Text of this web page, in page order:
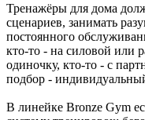
Тренажёры для дома
сценариев, занимать
постоянного
кто-то - на силовой или
одиночку, кто-то - с
подбор -
В линейке Bronze Gym